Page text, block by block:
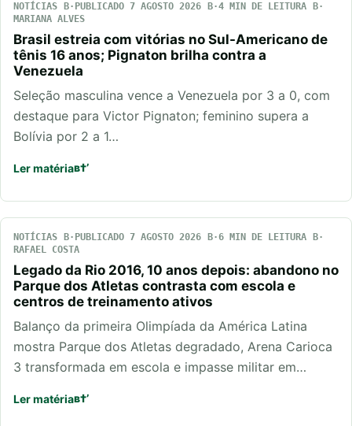
NOTÍCIAS PUBLICADO 7 AGOSTO 2026
4 MIN DE LEITURA
MARIANA ALVES
Brasil estreia com vitórias no Sul-Americano de
tênis 16 anos; Pignaton brilha contra a
Venezuela
Seleção masculina vence a Venezuela por 3 a 0, com
destaque para Victor Pignaton; feminino supera a
Bolívia por 2 a 1…
Ler matéria
NOTÍCIAS PUBLICADO 7 AGOSTO 2026
6 MIN DE LEITURA
RAFAEL COSTA
Legado da Rio 2016, 10 anos depois: abandono no
Parque dos Atletas contrasta com escola e
centros de treinamento ativos
Balanço da primeira Olimpíada da América Latina
mostra Parque dos Atletas degradado, Arena Carioca
3 transformada em escola e impasse militar em…
Ler matéria